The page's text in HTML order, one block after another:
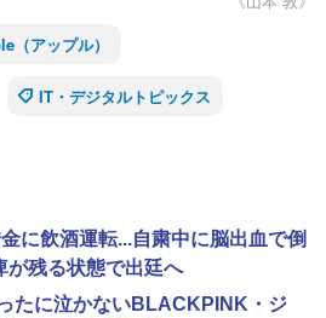
（アップル）
IT・デジタルトピックス
に飲酒運転...自粛中に脳出血で倒
が残る状態で出廷へ
たに泣かないBLACKPINK・ジ